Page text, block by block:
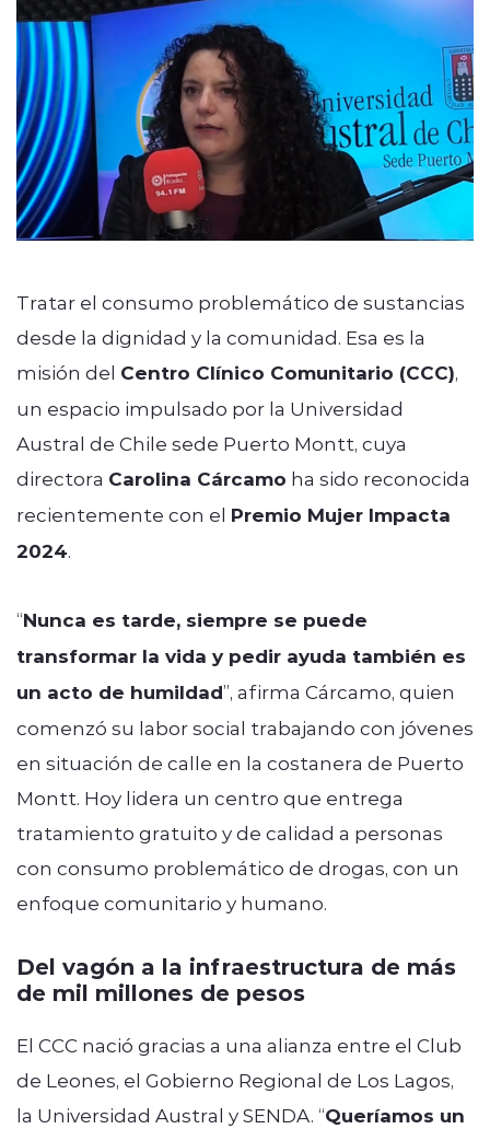
Tratar el consumo problemático de sustancias
desde la dignidad y la comunidad. Esa es la
misión del Centro Clínico Comunitario (CCC),
un espacio impulsado por la Universidad
Austral de Chile sede Puerto Montt, cuya
directora Carolina Cárcamo ha sido reconocida
recientemente con el Premio Mujer Impacta
2024.
“Nunca es tarde, siempre se puede
transformar la vida y pedir ayuda también es
un acto de humildad”, afirma Cárcamo, quien
comenzó su labor social trabajando con jóvenes
en situación de calle en la costanera de Puerto
Montt. Hoy lidera un centro que entrega
tratamiento gratuito y de calidad a personas
con consumo problemático de drogas, con un
enfoque comunitario y humano.
Del vagón a la infraestructura de más
de mil millones de pesos
El CCC nació gracias a una alianza entre el Club
de Leones, el Gobierno Regional de Los Lagos,
la Universidad Austral y SENDA. “Queríamos un